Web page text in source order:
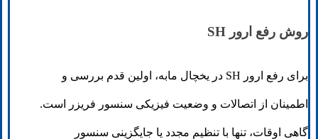
روش رفع ارور SH
برای رفع ارور SH در یخچال مابه، اولین قدم بررسی و
اطمینان از اتصالات و وضعیت فیزیکی سنسور فریزر است.
گاهی اوقات، تنها با تنظیم مجدد یا جایگزینی سنسور